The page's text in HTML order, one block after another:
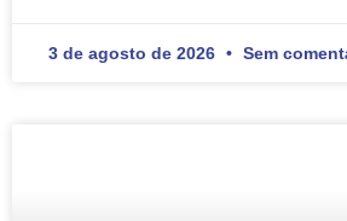
3 de agosto de 2026 Sem